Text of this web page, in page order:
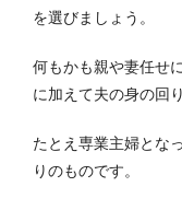
を選びましょう。
何もかも親や妻任せ
に加えて夫の身の回
たとえ専業主婦とな
りのものです。